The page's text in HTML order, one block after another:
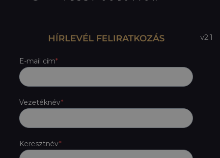
v2.1
HÍRLEVÉL FELIRATKOZÁS
E-mail cím
Vezetéknév
Keresztnév